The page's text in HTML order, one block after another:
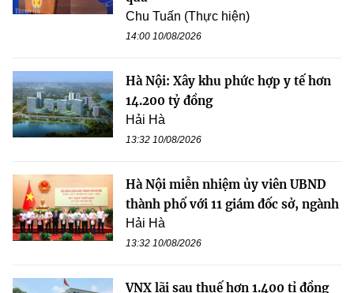
Chu Tuấn (Thực hiện)
14:00 10/08/2026
Hà Nội: Xây khu phức hợp y tế hơn
14.200 tỷ đồng
Hải Hà
13:32 10/08/2026
Hà Nội miễn nhiệm ủy viên UBND
thành phố với 11 giám đốc sở, ngành
Hải Hà
13:32 10/08/2026
VNX lãi sau thuế hơn 1.400 tỉ đồng